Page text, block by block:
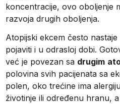
koncentracije, ovo oboljenje
razvoja drugih oboljenja.
Atopijski ekcem često
pojaviti i u odrasloj dobi.
već je povezan sa drugim
polovina svih pacijenata sa
polen, oko trećine ima
životinje ili određenu hranu,